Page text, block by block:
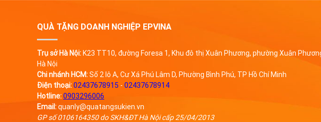
QUÀ TẶNG DOANH NGHIỆP EPVINA
Trụ sở Hà Nội:K23 TT10, đường Foresa 1, Khu đô thị Xuân Phương, phường Xuân
Hà Nội
Chi nhánh HCM:Số 2 lô A, Cư Xá Phú Lâm D, Phường Bình Phú, TP Hồ Chí Minh
Điện thoại:02437678915 - 02437678914
Hotline:0903296006
Email:quanly@quatangsukien.vn
GP số 0106164350 do SKH&ĐT Hà Nội cấp 25/04/2013